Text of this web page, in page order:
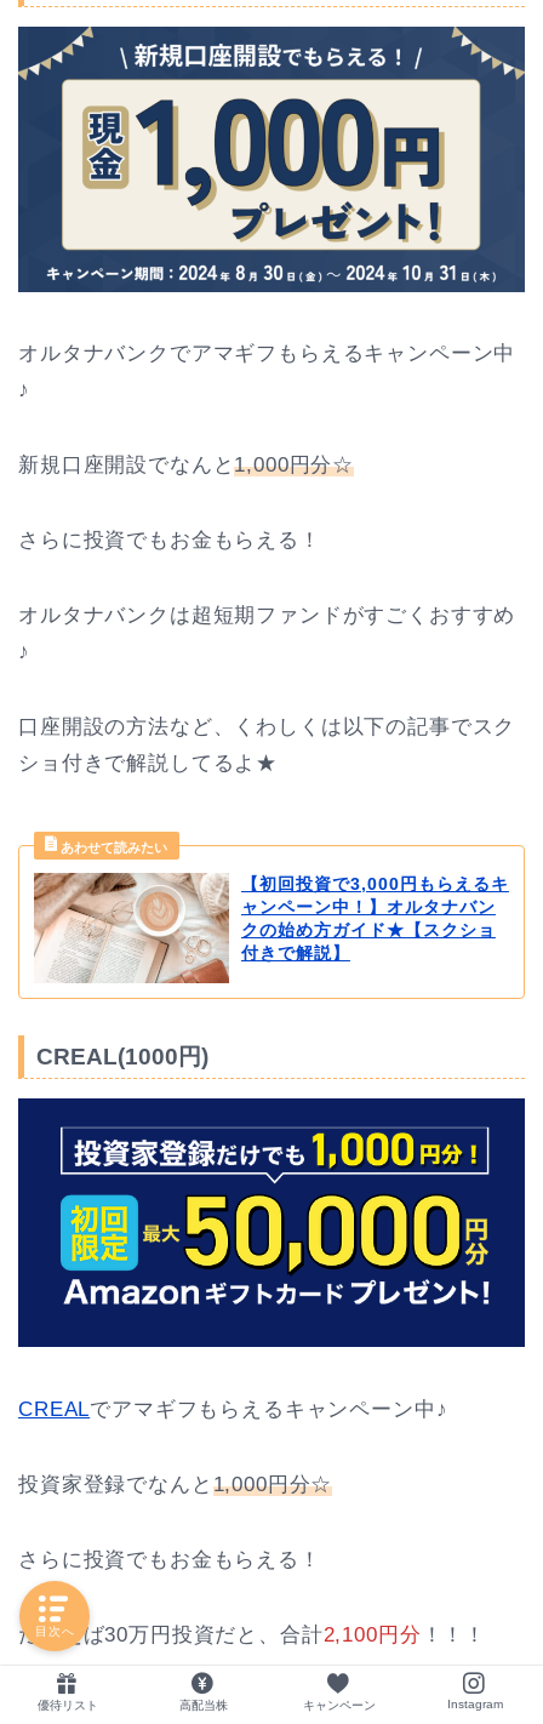
オルタナバンクでアマギフもらえるキャンペーン中
♪
新規口座開設でなんと1,000円分☆
さらに投資でもお金もらえる！
オルタナバンクは超短期ファンドがすごくおすすめ
♪
口座開設の方法など、くわしくは以下の記事でスク
ショ付きで解説してるよ★
【初回投資で3,000円もらえるキ
ャンペーン中！】オルタナバン
クの始め方ガイド★【スクショ
付きで解説】
CREAL(1000円)
CREALでアマギフもらえるキャンペーン中♪
投資家登録でなんと 1,000円分☆
さらに投資でもお金もらえる！
たとえば30万円投資だと、合計2,100円分 ！！！
優待リスト 高配当株 キャンペーン Instagram
目次へ